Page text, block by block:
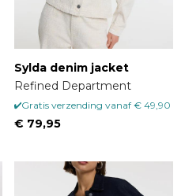
Sylda denim jacket
Refined Department
Gratis verzending vanaf € 49,90
€ 79,95